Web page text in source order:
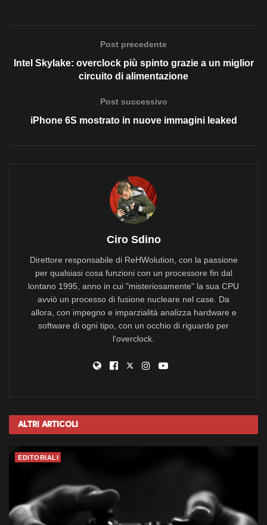
Post precedente
Intel Skylake: overclock più spinto grazie a un miglior
circuito di alimentazione
Post successivo
iPhone 6S mostrato in nuove immagini leaked
Ciro Sdino
Direttore responsabile di ReHWolution, con la passione
per qualsiasi cosa funzioni con un processore fin dal
lontano 1995, anno in cui "misteriosamente" la sua CPU
avviò un processo di fusione nucleare nel case. Da
allora, con impegno e imparzialità analizza hardware e
software di ogni tipo, con un occhio di riguardo per
l'overclock.
Altri Articoli
EDITORIALI